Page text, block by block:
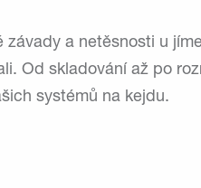
závady a netěsnosti u
Od skladování až po
systémů na kejdu.